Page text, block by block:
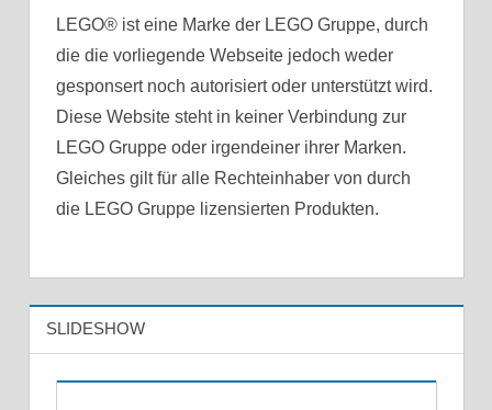
LEGO® ist eine Marke der LEGO Gruppe, durch
die die vorliegende Webseite jedoch weder
gesponsert noch autorisiert oder unterstützt wird.
Diese Website steht in keiner Verbindung zur
LEGO Gruppe oder irgendeiner ihrer Marken.
Gleiches gilt für alle Rechteinhaber von durch
die LEGO Gruppe lizensierten Produkten.
SLIDESHOW